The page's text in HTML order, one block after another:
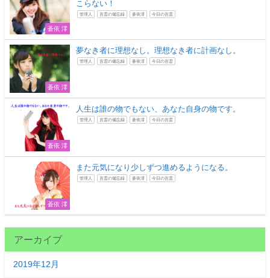
蒼依 澪
こらない！
管理人 言霊の備忘録 蒼依澪 今日の言霊
蒼依 澪
夢なき者に理想なし。理想なき者に計画なし。
管理人 言霊の備忘録 蒼依澪 今日の言霊
蒼依 澪
人生は誰の物でもない、あなた自身の物です。
管理人 言霊の備忘録 蒼依澪 今日の言霊
蒼依 澪
また元気になり少しずつ進めるようになる。
管理人 言霊の備忘録 蒼依澪 今日の言霊
アーカイブ
2019年12月